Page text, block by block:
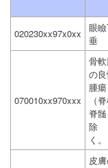
020230xx97x0xx
眼
垂
070010xx970xxx
骨
の
腫瘍
（
脊
除
く。
皮